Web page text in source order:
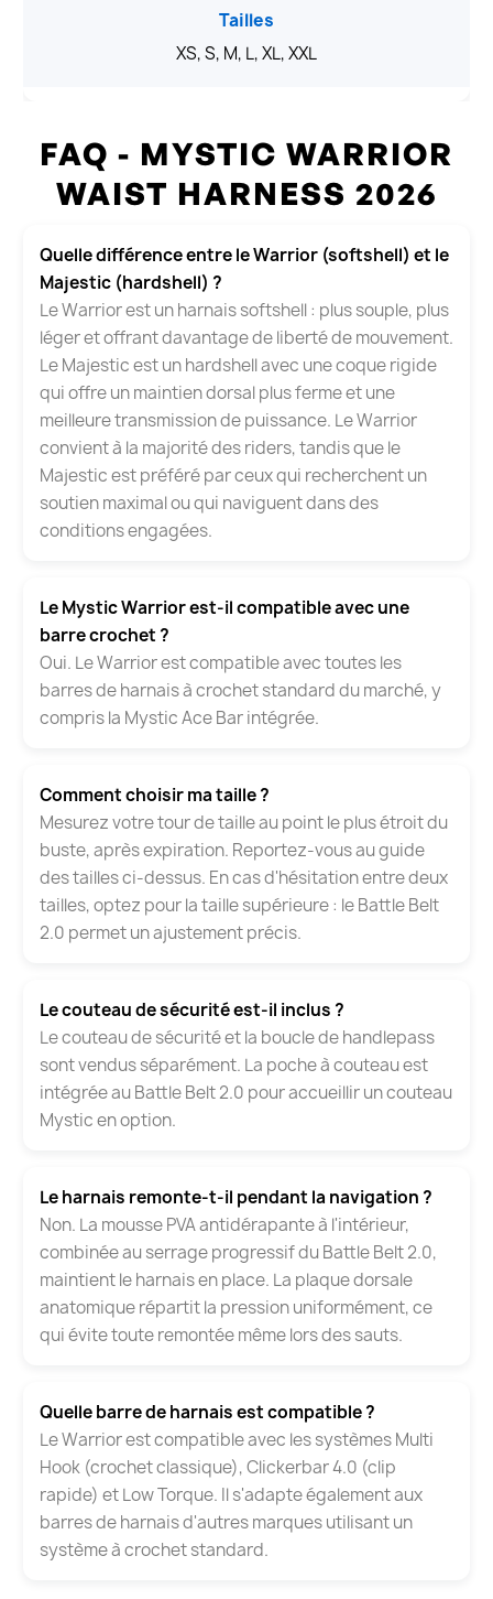
Tailles
XS, S, M, L, XL, XXL
FAQ - MYSTIC WARRIOR
WAIST HARNESS 2026
Quelle différence entre le Warrior (softshell) et le
Majestic (hardshell) ?
Le Warrior est un harnais softshell : plus souple, plus
léger et offrant davantage de liberté de mouvement.
Le Majestic est un hardshell avec une coque rigide
qui offre un maintien dorsal plus ferme et une
meilleure transmission de puissance. Le Warrior
convient à la majorité des riders, tandis que le
Majestic est préféré par ceux qui recherchent un
soutien maximal ou qui naviguent dans des
conditions engagées.
Le Mystic Warrior est-il compatible avec une
barre crochet ?
Oui. Le Warrior est compatible avec toutes les
barres de harnais à crochet standard du marché, y
compris la Mystic Ace Bar intégrée.
Comment choisir ma taille ?
Mesurez votre tour de taille au point le plus étroit du
buste, après expiration. Reportez-vous au guide
des tailles ci-dessus. En cas d'hésitation entre deux
tailles, optez pour la taille supérieure : le Battle Belt
2.0 permet un ajustement précis.
Le couteau de sécurité est-il inclus ?
Le couteau de sécurité et la boucle de handlepass
sont vendus séparément. La poche à couteau est
intégrée au Battle Belt 2.0 pour accueillir un couteau
Mystic en option.
Le harnais remonte-t-il pendant la navigation ?
Non. La mousse PVA antidérapante à l'intérieur,
combinée au serrage progressif du Battle Belt 2.0,
maintient le harnais en place. La plaque dorsale
anatomique répartit la pression uniformément, ce
qui évite toute remontée même lors des sauts.
Quelle barre de harnais est compatible ?
Le Warrior est compatible avec les systèmes Multi
Hook (crochet classique), Clickerbar 4.0 (clip
rapide) et Low Torque. Il s'adapte également aux
barres de harnais d'autres marques utilisant un
système à crochet standard.